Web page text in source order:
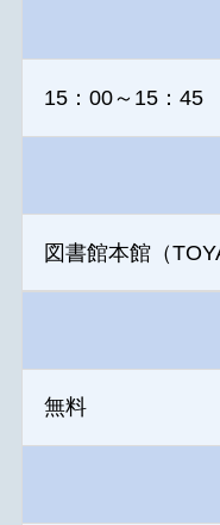
15：00～15：45
図書館本館（
無料